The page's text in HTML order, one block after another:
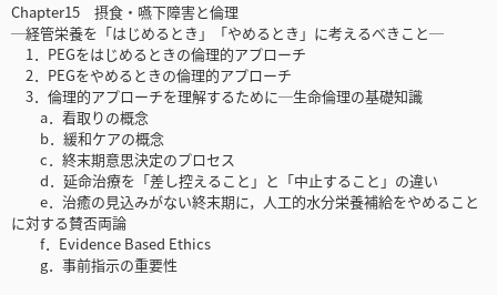
Chapter15 摂食・嚥下障害と倫理
─経管栄養を「はじめるとき」「やめるとき」に考えるべきこと─
1．PEGをはじめるときの倫理的アプローチ
2．PEGをやめるときの倫理的アプローチ
3．倫理的アプローチを理解するために─生命倫理の基礎知識
a．看取りの概念
b．緩和ケアの概念
c．終末期意思決定のプロセス
d．延命治療を「差し控えること」と「中止すること」の違い
e．治癒の見込みがない終末期に，人工的水分栄養補給をやめること
に対する賛否両論
f．Evidence Based Ethics
g．事前指示の重要性